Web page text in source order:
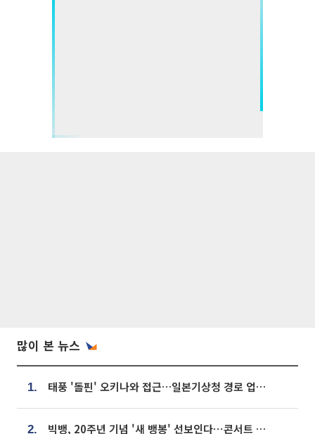
많이 본 뉴스
1. 태풍 '돌핀' 오키나와 접근…일본기상청 경로 업데이트
2. 빅뱅, 20주년 기념 '새 뱅봉' 선보인다⋯콘서트 앞두고 팝업 개최